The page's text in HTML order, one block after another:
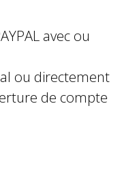
avec ou
ou directement
de compte